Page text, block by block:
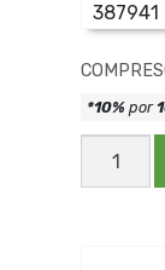
387941
AIRE
C/PIST
*10% por